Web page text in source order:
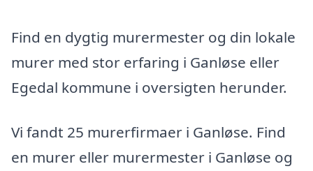
Find en dygtig murermester og din lokale
murer med stor erfaring i Ganløse eller
Egedal kommune i oversigten herunder.
Vi fandt 25 murerfirmaer i Ganløse. Find
en murer eller murermester i Ganløse og